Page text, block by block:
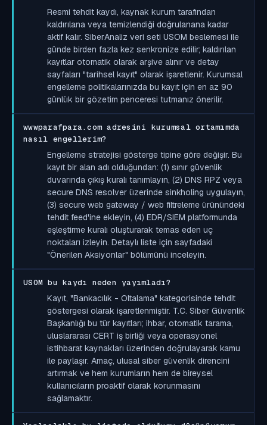
Resmi tehdit kaydı, kaynak kurum tarafından
kaldırılana veya temizlendiği doğrulanana kadar
aktif kalır. SiberAnaliz veri seti USOM beslemesi ile
günde birden fazla kez senkronize edilir; kaldırılan
kayıtlar otomatik olarak arşive alınır ve detay
sayfaları "tarihsel kayıt" olarak işaretlenir. Kurumsal
engelleme politikalarınızda bu kayıt için en az 90
günlük bir gözetim penceresi tutmanız önerilir.
wwwparafpara.com adresini kurumsal ortamımda
nasıl engellerim?
Engelleme stratejisi gösterge tipine göre değişir. Bu
kayıt bir alan adı olduğundan: (1) sınır güvenlik
duvarında çıkış kuralı tanımlayın, (2) DNS RPZ veya
secure DNS resolver üzerinde sinkholing uygulayın,
(3) secure web gateway / web filtreleme ürünündeki
tehdit feed'ine ekleyin, (4) EDR/SIEM platformunda
eşleştirme kuralı oluşturarak temas eden uç
noktaları izleyin. Detaylı liste için sayfadaki
"Önerilen Aksiyonlar" bölümünü inceleyin.
USOM bu kaydı neden yayımladı?
Kayıt, "Bankacılık - Oltalama" kategorisinde tehdit
göstergesi olarak işaretlenmiştir. T.C. Siber Güvenlik
Başkanlığı bu tür kayıtları; ihbar, otomatik tarama,
uluslararası CERT iş birliği veya operasyonel
istihbarat kaynakları üzerinden doğrulayarak kamu
ile paylaşır. Amaç, ulusal siber güvenlik direncini
artırmak ve hem kurumların hem de bireysel
kullanıcıların proaktif olarak korunmasını
sağlamaktır.